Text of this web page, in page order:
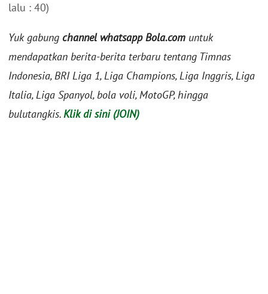
lalu : 40)
Yuk gabung channel whatsapp Bola.com untuk
mendapatkan berita-berita terbaru tentang Timnas
Indonesia, BRI Liga 1, Liga Champions, Liga Inggris, Liga
Italia, Liga Spanyol, bola voli, MotoGP, hingga
bulutangkis.Klik di sini (JOIN)